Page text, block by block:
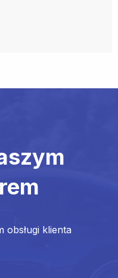
obsługi klienta